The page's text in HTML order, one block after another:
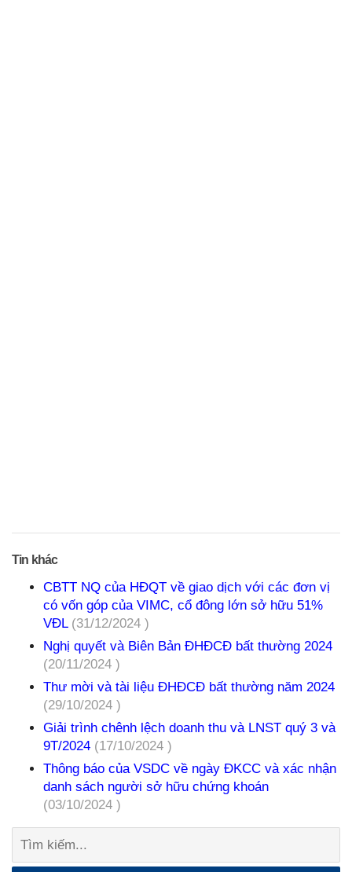
Tin khác
CBTT NQ của HĐQT về giao dịch với các đơn vị
có vốn góp của VIMC, cổ đông lớn sở hữu 51%
VĐL (31/12/2024 )
Nghị quyết và Biên Bản ĐHĐCĐ bất thường 2024
(20/11/2024 )
Thư mời và tài liệu ĐHĐCĐ bất thường năm 2024
(29/10/2024 )
Giải trình chênh lệch doanh thu và LNST quý 3 và
9T/2024 (17/10/2024 )
Thông báo của VSDC về ngày ĐKCC và xác nhận
danh sách người sở hữu chứng khoán
(03/10/2024 )
Tìm
kiếm: